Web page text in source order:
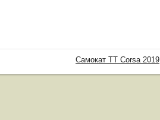
Самокат TT Corsa 2019